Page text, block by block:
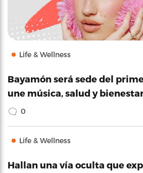
Life & Wellness
Bayamón será sede del
une música, salud y
0
Life & Wellness
Hallan una vía oculta que